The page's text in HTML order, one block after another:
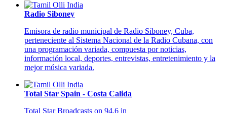
Radio Siboney
Emisora de radio municipal de Radio Siboney, Cuba,
perteneciente al Sistema Nacional de la Radio Cubana, con
una programación variada, compuesta por noticias,
información local, deportes, entrevistas, entretenimiento y la
mejor música variada.
Total Star Spain - Costa Calida
Total Star Broadcasts on 94.6 in